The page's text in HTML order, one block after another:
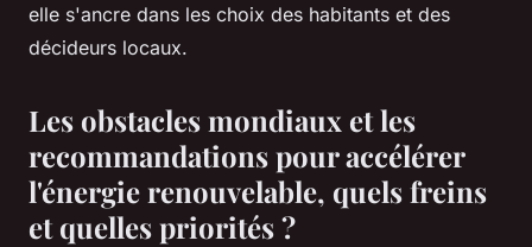
elle s'ancre dans les choix des habitants et des
décideurs locaux.
Les obstacles mondiaux et les
recommandations pour accélérer
l'énergie renouvelable, quels freins
et quelles priorités ?